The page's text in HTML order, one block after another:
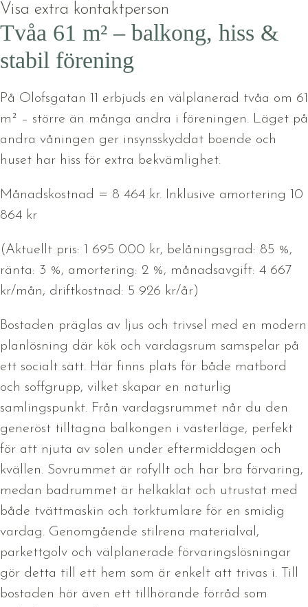
Visa extra kontaktperson
Tvåa 61 m² – balkong, hiss &
stabil förening
På Olofsgatan 11 erbjuds en välplanerad tvåa om 61
m² – större än många andra i föreningen. Läget på
andra våningen ger insynsskyddat boende och
huset har hiss för extra bekvämlighet.
Månadskostnad = 8 464 kr. Inklusive amortering 10
864 kr
(Aktuellt pris: 1 695 000 kr, belåningsgrad: 85 %,
ränta: 3 %, amortering: 2 %, månadsavgift: 4 667
kr/mån, driftkostnad: 5 926 kr/år)
Bostaden präglas av ljus och trivsel med en modern
planlösning där kök och vardagsrum samspelar på
ett socialt sätt. Här finns plats för både matbord
och soffgrupp, vilket skapar en naturlig
samlingspunkt. Från vardagsrummet når du den
generöst tilltagna balkongen i västerläge, perfekt
för att njuta av solen under eftermiddagen och
kvällen. Sovrummet är rofyllt och har bra förvaring,
medan badrummet är helkaklat och utrustat med
både tvättmaskin och torktumlare för en smidig
vardag. Genomgående stilrena materialval,
parkettgolv och välplanerade förvaringslösningar
gör detta till ett hem som är enkelt att trivas i. Till
bostaden hör även ett tillhörande förråd som